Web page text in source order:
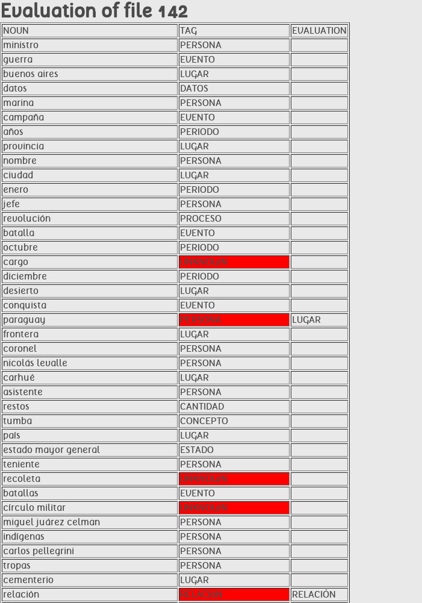
Evaluation of file 142
NOUN TAG
EVALUATION
ministro
PERSONA
guerra
EVENTO
buenos aires
LUGAR
datos
DATOS
marina
PERSONA
campaña
EVENTO
años
PERIODO
provincia
LUGAR
nombre
PERSONA
ciudad
LUGAR
enero
PERIODO
jefe
PERSONA
revolución
PROCESO
batalla
EVENTO
octubre
PERIODO
cargo
UNKNOWN
diciembre
PERIODO
desierto
LUGAR
conquista
EVENTO
paraguay
PERSONA
LUGAR
frontera
LUGAR
coronel
PERSONA
nicolás levalle
PERSONA
carhué
LUGAR
asistente
PERSONA
restos
CANTIDAD
tumba
CONCEPTO
país
LUGAR
estado mayor general
ESTADO
teniente
PERSONA
recoleta
UNKNOWN
batallas
EVENTO
círculo militar
UNKNOWN
miguel juárez celman
PERSONA
indígenas
PERSONA
carlos pellegrini
PERSONA
tropas
PERSONA
cementerio
LUGAR
relación
RELACIóN
RELACIÓN